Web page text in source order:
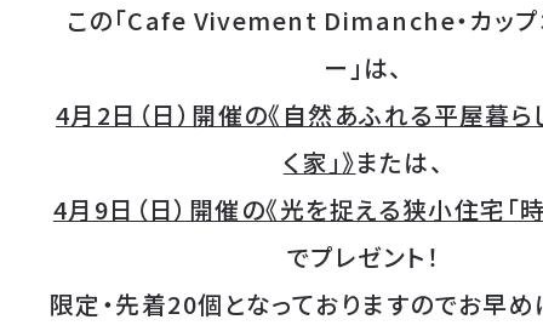
この「Cafe Vivement Dimanche・カップ
ー」は、
4月2日（日）開催の《自然あふれる平屋暮ら
く家」》または、
4月9日（日）開催の《光を捉える狭小住宅「
でプレゼント！
限定・先着20個となっておりますのでお早め